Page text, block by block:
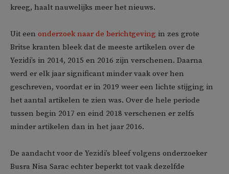
kreeg, haalt nauwelijks meer het nieuws.
Uit een onderzoek naar de berichtgeving in zes grote
Britse kranten bleek dat de meeste artikelen over de
Yezidi’s in 2014, 2015 en 2016 zijn verschenen. Daarna
werd er elk jaar significant minder vaak over hen
geschreven, voordat er in 2019 weer een lichte stijging in
het aantal artikelen te zien was. Over de hele periode
tussen begin 2017 en eind 2018 verschenen er zelfs
minder artikelen dan in het jaar 2016.
De aandacht voor de Yezidi’s bleef volgens onderzoeker
Busra Nisa Sarac echter beperkt tot vaak dezelfde